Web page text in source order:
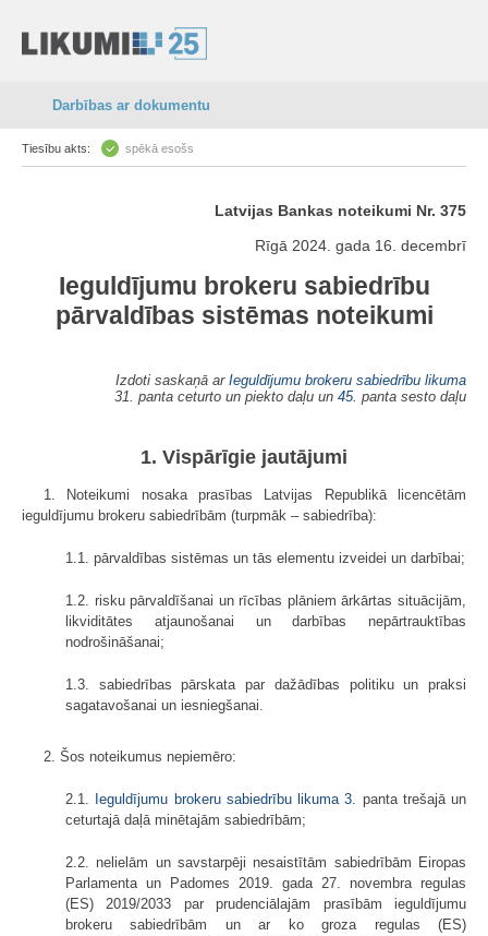
Darbības ar dokumentu
Tiesību akts: spēkā esošs
Latvijas Bankas noteikumi Nr. 375
Rīgā 2024. gada 16. decembrī
Ieguldījumu brokeru sabiedrību
pārvaldības sistēmas noteikumi
Izdoti saskaņā ar Ieguldījumu brokeru sabiedrību likuma
31. panta ceturto un piekto daļu un 45. panta sesto daļu
1. Vispārīgie jautājumi
1. Noteikumi nosaka prasības Latvijas Republikā licencētām
ieguldījumu brokeru sabiedrībām (turpmāk – sabiedrība):
1.1. pārvaldības sistēmas un tās elementu izveidei un darbībai;
1.2. risku pārvaldīšanai un rīcības plāniem ārkārtas situācijām,
likviditātes atjaunošanai un darbības nepārtrauktības
nodrošināšanai;
1.3. sabiedrības pārskata par dažādības politiku un praksi
sagatavošanai un iesniegšanai.
2. Šos noteikumus nepiemēro:
2.1. Ieguldījumu brokeru sabiedrību likuma 3.
panta trešajā un
ceturtajā daļā minētajām sabiedrībām;
2.2. nelielām un savstarpēji nesaistītām sabiedrībām Eiropas
Parlamenta un Padomes 2019. gada 27. novembra regulas
(ES) 2019/2033 par prudenciālajām prasībām ieguldījumu
brokeru sabiedrībām un ar ko groza regulas (ES)